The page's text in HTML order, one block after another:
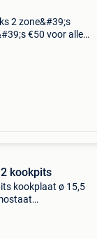
2 zone&#39;s
€50 voor alle
kookpits
kookplaat ø 15,5